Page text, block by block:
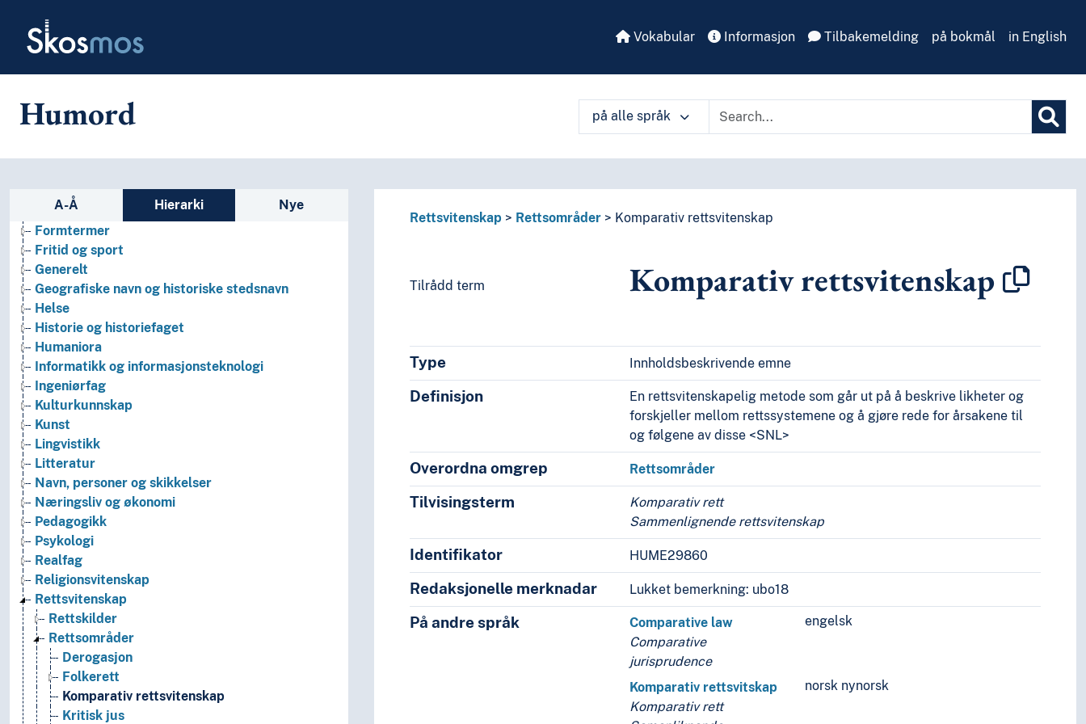
Skosmos Vokabular Informasjon Tilbakemelding på bokmål in English
Humord på alle språk
Sidefelt: navigér i vokabularet
A-Å Hierarki Nye
Filosofi
Folkegrupper
Formtermer
Fritid og sport
Generelt
Geografiske navn og historiske stedsnavn
Helse
Historie og historiefaget
Humaniora
Informatikk og informasjonsteknologi
Ingeniørfag
Kulturkunnskap
Kunst
Lingvistikk
Litteratur
Navn, personer og skikkelser
Næringsliv og økonomi
Pedagogikk
Psykologi
Realfag
Religionsvitenskap
Rettsvitenskap
Rettskilder
Rettsområder
Derogasjon
Folkerett
Komparativ rettsvitenskap
Kritisk jus
Rettsvitenskap Rettsområder Komparativ rettsvitenskap
Tilrådd term Komparativ rettsvitenskap
Type Innholdsbeskrivende emne
Definisjon
En rettsvitenskapelig metode som går ut på å beskrive likheter og
forskjeller mellom rettssystemene og å gjøre rede for årsakene til
og følgene av disse <SNL>
Overordna omgrep Rettsområder
Tilvisingsterm
Komparativ rett
Sammenlignende rettsvitenskap
Identifikator HUME29860
Redaksjonelle merknadar Lukket bemerkning: ubo18
På andre språk engelsk
Comparative law
Comparative
jurisprudence
norsk nynorsk
Komparativ rettsvitskap
Komparativ rett